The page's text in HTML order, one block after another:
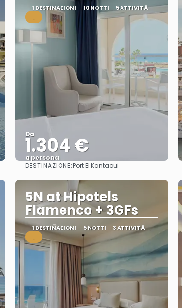
1 DESTINAZIONI 10 NOTTI 5 ATTIVITÀ
.
Da
1.304 €
a persona
Vedere
DESTINAZIONE:Port El Kantaoui
5N at Hipotels
Flamenco + 3GFs
1 DESTINAZIONI 5 NOTTI 3 ATTIVITÀ
.